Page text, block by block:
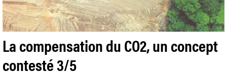
La compensation du CO2, un concept
contesté 3/5